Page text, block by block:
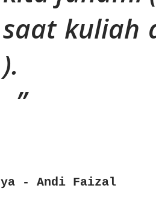
saat kuliah
).
- Andi Faizal